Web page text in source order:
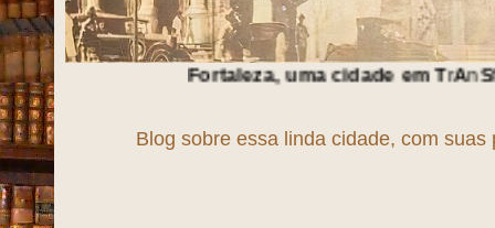
Fortaleza, uma cidade emTrAnSfOrMaÇãO !!!
Blog sobre essa linda cidade, com